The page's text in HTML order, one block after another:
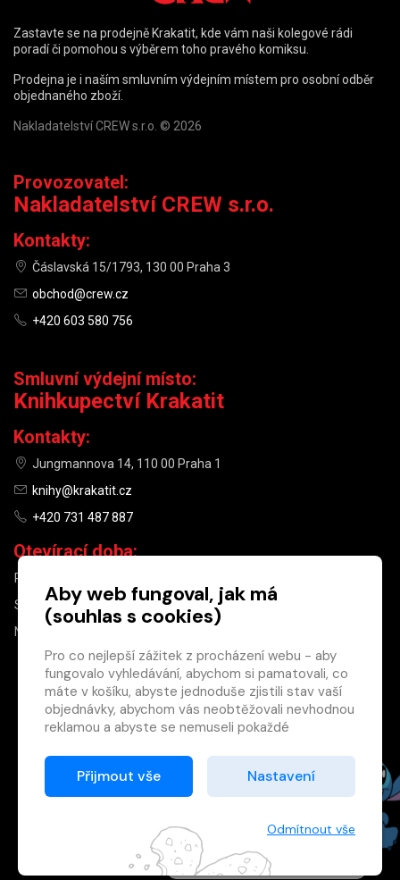
×
Máte u nás již
registrovaný
účet?
Registrací získáte slevu
na zboží ve výši 15 %
Registrovat
Zastavte se na prodejně Krakatit, kde vám naši kolegové rádi
poradí či pomohou s výběrem toho pravého komiksu.
Prodejna je i naším smluvním výdejním místem pro osobní odběr
objednaného zboží.
Nakladatelství CREW s.r.o. © 2026
Provozovatel:
Nakladatelství CREW s.r.o.
Kontakty:
Čáslavská 15/1793, 130 00 Praha 3
obchod@crew.cz
+420 603 580 756
Smluvní výdejní místo:
Knihkupectví Krakatit
Kontakty:
Jungmannova 14, 110 00 Praha 1
knihy@krakatit.cz
+420 731 487 887
Otevírací doba:
PO–PÁ
SO
10:00–13:00
NE
Zásady cookies
Aby web fungoval, jak má
(souhlas s cookies)
Pro co nejlepší zážitek z procházení webu - aby
fungovalo vyhledávání, abychom si pamatovali, co
máte v košíku, abyste jednoduše zjistili stav vaší
objednávky, abychom vás neobtěžovali nevhodnou
reklamou a abyste se nemuseli pokaždé
Proto od vás potřebujeme souhlas se
zpracováním souborů cookies
Děkujeme, že nám ho dáte a pomůžete nám tak
Přijmout vše Nastavení
Odmítnout vše